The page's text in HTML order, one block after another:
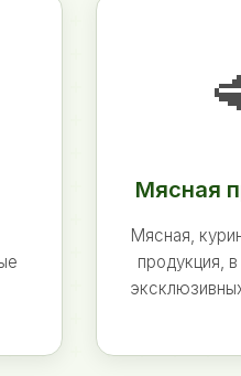
Мясная
Мясная,
продукция,